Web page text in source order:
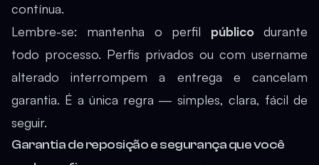
contínua.
Lembre-se: mantenha o perfil públicodurante
todo processo. Perfis privados ou com username
alterado interrompem a entrega e cancelam
garantia. É a única regra — simples, clara, fácil de
seguir.
Garantia de reposição e segurança que você